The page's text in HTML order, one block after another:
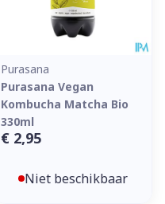
Purasana
Purasana Vegan
Kombucha Matcha Bio
330ml
€ 2,95
Niet beschikbaar